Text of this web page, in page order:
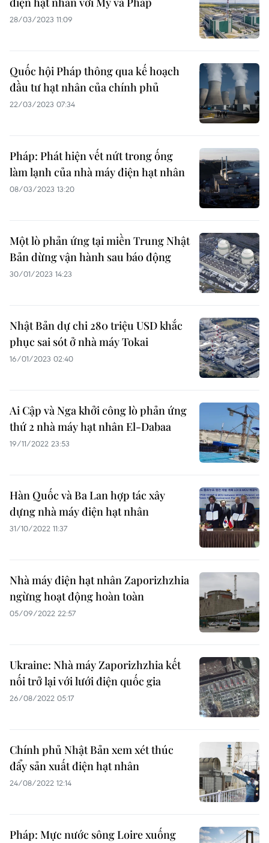
28/03/2023 11:09
Quốc hội Pháp thông qua kế hoạch
đầu tư hạt nhân của chính phủ
22/03/2023 07:34
Pháp: Phát hiện vết nứt trong ống
làm lạnh của nhà máy điện hạt nhân
08/03/2023 13:20
Một lò phản ứng tại miền Trung Nhật
Bản dừng vận hành sau báo động
30/01/2023 14:23
Nhật Bản dự chi 280 triệu USD khắc
phục sai sót ở nhà máy Tokai
16/01/2023 02:40
Ai Cập và Nga khởi công lò phản ứng
thứ 2 nhà máy hạt nhân El-Dabaa
19/11/2022 23:53
Hàn Quốc và Ba Lan hợp tác xây
dựng nhà máy điện hạt nhân
31/10/2022 11:37
Nhà máy điện hạt nhân Zaporizhzhia
ngừng hoạt động hoàn toàn
05/09/2022 22:57
Ukraine: Nhà máy Zaporizhzhia kết
nối trở lại với lưới điện quốc gia
26/08/2022 05:17
Chính phủ Nhật Bản xem xét thúc
đẩy sản xuất điện hạt nhân
24/08/2022 12:14
Pháp: Mực nước sông Loire xuống